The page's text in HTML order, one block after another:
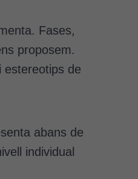
Fases,
proposem.
estereotips de
abans de
individual